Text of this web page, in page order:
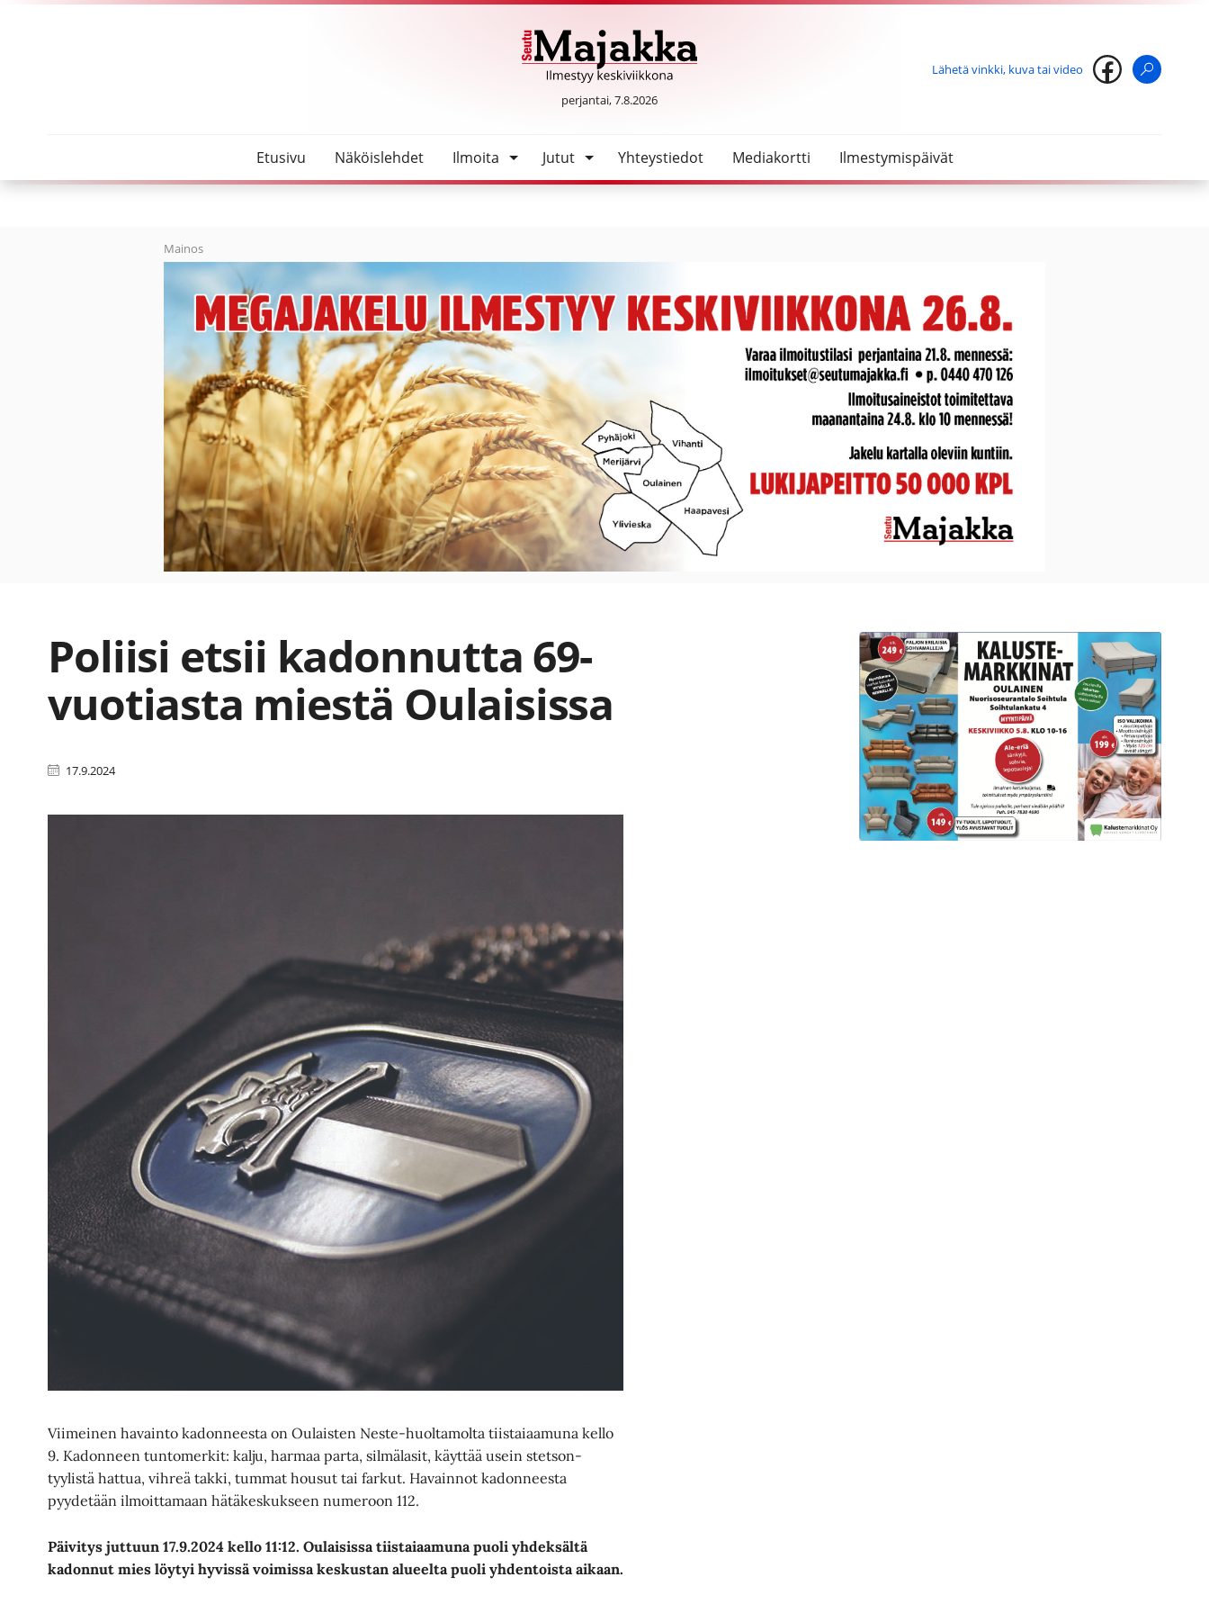
SeutuMajakka
perjantai, 7.8.2026
Lähetä vinkki, kuva tai video
Etusivu Näköislehdet Ilmoita Jutut Yhteystiedot Mediakortti Ilmestymispäivät
Mainos
Poliisi etsii kadonnutta 69-
vuotiasta miestä Oulaisissa
17.9.2024
Viimeinen havainto kadonneesta on Oulaisten Neste-huoltamolta tiistaiaamuna kello
9. Kadonneen tuntomerkit: kalju, harmaa parta, silmälasit, käyttää usein stetson-
tyylistä hattua, vihreä takki, tummat housut tai farkut. Havainnot kadonneesta
pyydetään ilmoittamaan hätäkeskukseen numeroon 112.
Päivitys juttuun 17.9.2024 kello 11:12. Oulaisissa tiistaiaamuna puoli yhdeksältä
kadonnut mies löytyi hyvissä voimissa keskustan alueelta puoli yhdentoista aikaan.